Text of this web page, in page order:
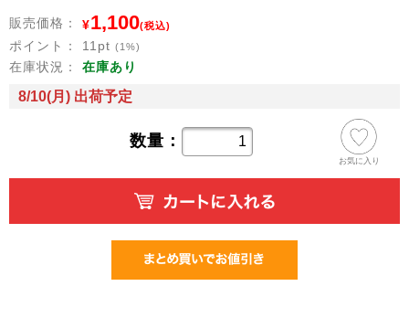
販売価格： ¥1,100(税込)
ポイント： 11 pt (1%)
在庫状況： 在庫あり
8/10(月) 出荷予定
数量：
お気に入り